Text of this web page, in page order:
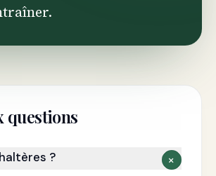
questions
? +